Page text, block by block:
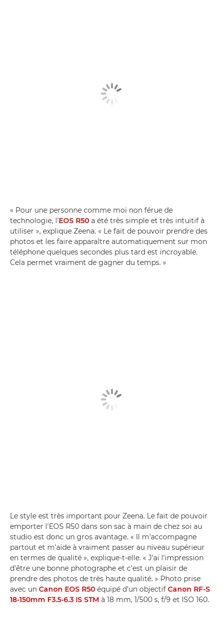
« Pour une personne comme moi non férue de
technologie, l'EOS R50 a été très simple et très intuitif à
utiliser », explique Zeena. « Le fait de pouvoir prendre des
photos et les faire apparaître automatiquement sur mon
téléphone quelques secondes plus tard est incroyable.
Cela permet vraiment de gagner du temps. »
Le style est très important pour Zeena. Le fait de pouvoir
emporter l'EOS R50 dans son sac à main de chez soi au
studio est donc un gros avantage. « Il m'accompagne
partout et m'aide à vraiment passer au niveau supérieur
en termes de qualité », explique-t-elle. « J'ai l'impression
d'être une bonne photographe et c'est un plaisir de
prendre des photos de très haute qualité. » Photo prise
avec un Canon EOS R50 équipé d'un objectif Canon RF-S
18-150mm F3.5-6.3 IS STM à 18 mm, 1/500 s, f/9 et ISO 160.